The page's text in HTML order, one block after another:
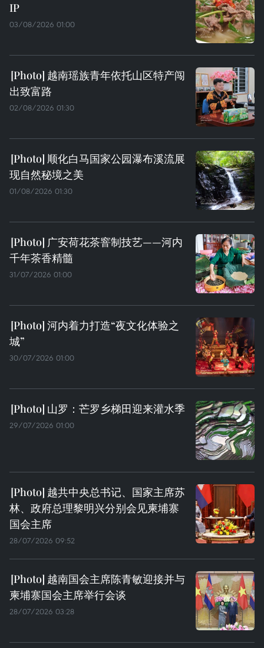
IP
03/08/2026 01:00
越南瑶族青年依托山区特产闯
出致富路
02/08/2026 01:30
顺化白马国家公园瀑布溪流展
现自然秘境之美
01/08/2026 01:30
广安荷花茶窨制技艺——河内
千年茶香精髓
31/07/2026 01:00
河内着力打造“夜文化体验之
城”
30/07/2026 01:00
山罗：芒罗乡梯田迎来灌水季
29/07/2026 01:00
越共中央总书记、国家主席苏
林、政府总理黎明兴分别会见柬埔寨
国会主席
28/07/2026 09:52
越南国会主席陈青敏迎接并与
柬埔寨国会主席举行会谈
28/07/2026 03:28